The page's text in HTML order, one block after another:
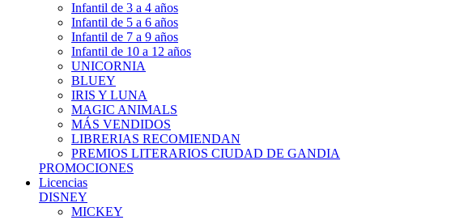
Infantil de 3 a 4 años
Infantil de 5 a 6 años
Infantil de 7 a 9 años
Infantil de 10 a 12 años
UNICORNIA
BLUEY
IRIS Y LUNA
MAGIC ANIMALS
MÁS VENDIDOS
LIBRERIAS RECOMIENDAN
PREMIOS LITERARIOS CIUDAD DE GANDIA
PROMOCIONES
Licencias
DISNEY
MICKEY